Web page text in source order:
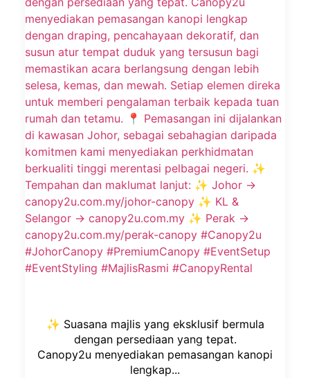
✨ Suasana majlis yang eksklusif bermula
dengan persediaan yang tepat.
Canopy2u menyediakan pemasangan kanopi
lengkap...